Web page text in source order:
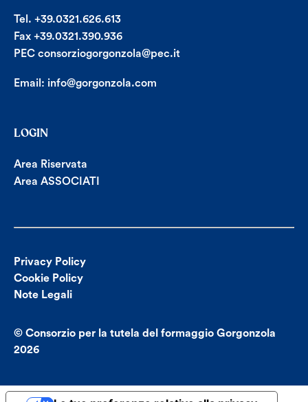
Tel. +39.0321.626.613
Fax +39.0321.390.936
PEC consorziogorgonzola@pec.it
Email: info@gorgonzola.com
LOGIN
Area Riservata
Area ASSOCIATI
Privacy Policy
Cookie Policy
Note Legali
© Consorzio per la tutela del formaggio Gorgonzola
2026